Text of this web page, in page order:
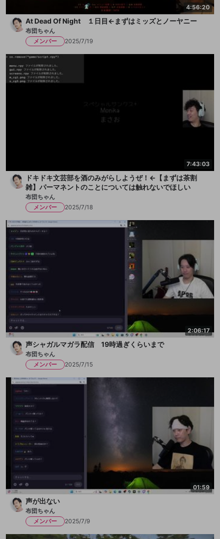
4:56:20
At Dead Of Night １日目←まずはミッズとノーヤニー
布団ちゃん
メンバー
2025/7/19
7:43:03
ドキドキ文芸部を酒のみがらしようぜ！←【まずは茶割
雑】パーマネントのことについては触れないでほしい
布団ちゃん
メンバー
2025/7/18
2:06:17
声シャガルマガラ配信 19時過ぎくらいまで
布団ちゃん
メンバー
2025/7/15
01:59
声が出ない
布団ちゃん
メンバー
2025/7/9